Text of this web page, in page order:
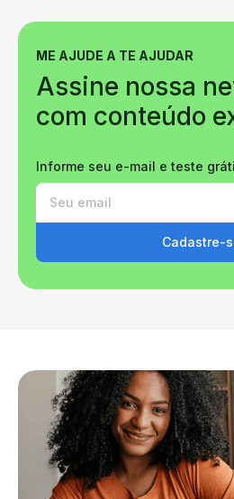
ME AJUDE A TE AJUDAR
Assine nossa
com conteúdo
Informe seu e-mail e teste
Cadastre-